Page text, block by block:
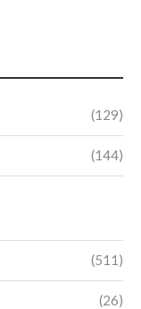
(129)
(144)
(511)
(26)